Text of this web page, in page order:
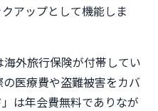
アップとして機能しま
外旅行保険が付帯してい
医療費や盗難被害をカバ
は年会費無料でありなが